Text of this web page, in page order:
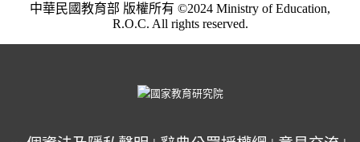
中華民國教育部 版權所有 ©2024 Ministry of Education,
R.O.C. All rights reserved.